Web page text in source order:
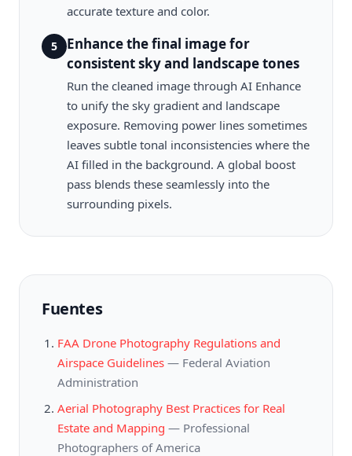
accurate texture and color.
5
Enhance the final image for
consistent sky and landscape tones
Run the cleaned image through AI Enhance
to unify the sky gradient and landscape
exposure. Removing power lines sometimes
leaves subtle tonal inconsistencies where the
AI filled in the background. A global boost
pass blends these seamlessly into the
surrounding pixels.
Fuentes
FAA Drone Photography Regulations and
Airspace Guidelines — Federal Aviation
Administration
Aerial Photography Best Practices for Real
Estate and Mapping — Professional
Photographers of America